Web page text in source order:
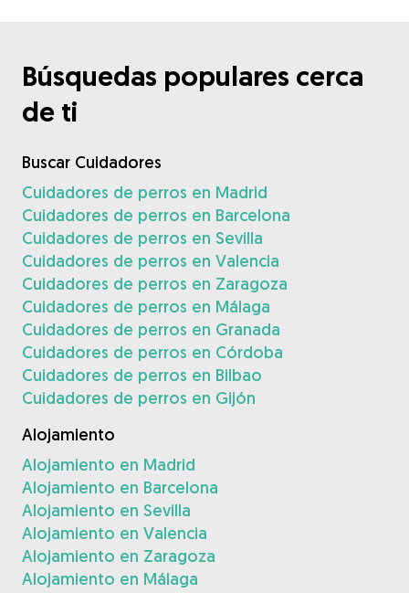
Búsquedas populares cerca
de ti
Buscar Cuidadores
Cuidadores de perros en Madrid
Cuidadores de perros en Barcelona
Cuidadores de perros en Sevilla
Cuidadores de perros en Valencia
Cuidadores de perros en Zaragoza
Cuidadores de perros en Málaga
Cuidadores de perros en Granada
Cuidadores de perros en Córdoba
Cuidadores de perros en Bilbao
Cuidadores de perros en Gijón
Alojamiento
Alojamiento en Madrid
Alojamiento en Barcelona
Alojamiento en Sevilla
Alojamiento en Valencia
Alojamiento en Zaragoza
Alojamiento en Málaga